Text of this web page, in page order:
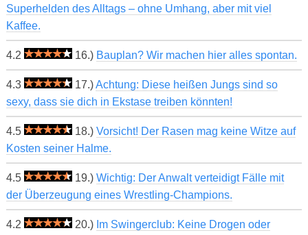
Superhelden des Alltags – ohne Umhang, aber mit viel
Kaffee.
4.2 16.) Bauplan? Wir machen hier alles spontan.
4.3 17.)Achtung: Diese heißen Jungs sind so
sexy, dass sie dich in Ekstase treiben könnten!
4.5 18.) Vorsicht! Der Rasen mag keine Witze auf
Kosten seiner Halme.
4.5 19.) Wichtig: Der Anwalt verteidigt Fälle mit
der Überzeugung eines Wrestling-Champions.
4.2 20.) Im Swingerclub: Keine Drogen oder